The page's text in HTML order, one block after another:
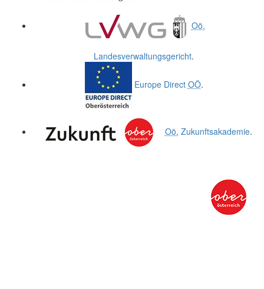
Oö.
Landesverwaltungsgericht.
Europe Direct OÖ.
Oö. Zukunftsakademie.